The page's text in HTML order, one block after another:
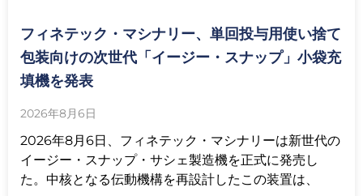
フィネテック・マシナリー、単回投与用使い捨て
包装向けの次世代「イージー・スナップ」小袋充
填機を発表
2026年8月6日
2026年8月6日、フィネテック・マシナリーは新世代の
イージー・スナップ・サシェ製造機を正式に発売し
た。中核となる伝動機構を再設計したこの装置は、